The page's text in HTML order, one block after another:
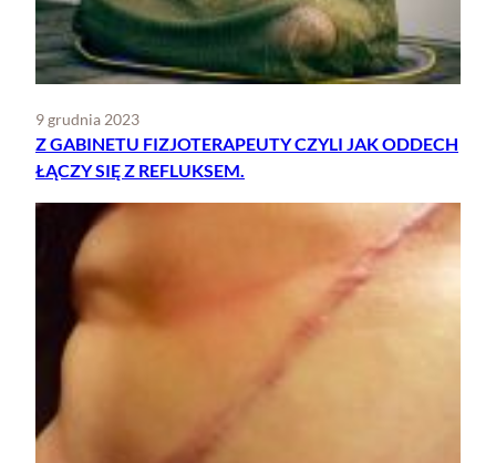
9 grudnia 2023
Z GABINETU FIZJOTERAPEUTY CZYLI JAK ODDECH
ŁĄCZY SIĘ Z REFLUKSEM.